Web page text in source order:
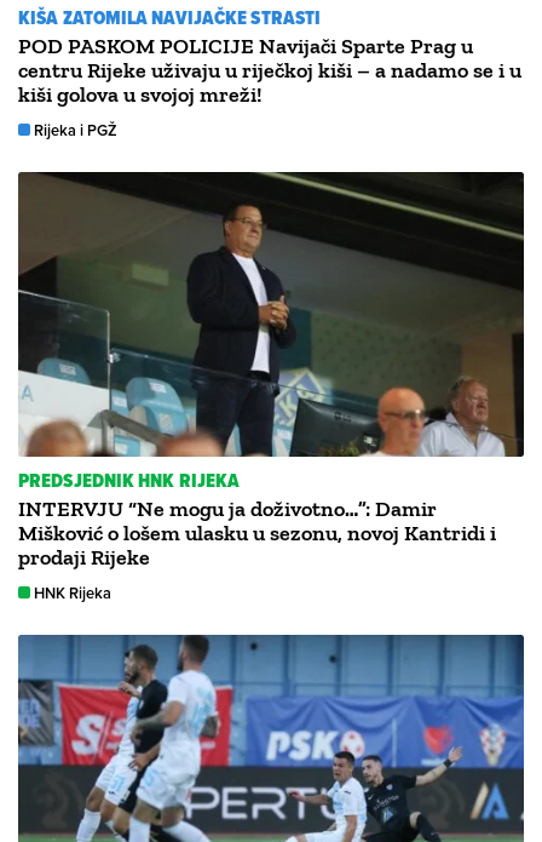
KIŠA ZATOMILA NAVIJAČKE STRASTI
POD PASKOM POLICIJE Navijači Sparte Prag u
centru Rijeke uživaju u riječkoj kiši – a nadamo se i u
kiši golova u svojoj mreži!
Rijeka i PGŽ
PREDSJEDNIK HNK RIJEKA
INTERVJU “Ne mogu ja doživotno…”: Damir
Mišković o lošem ulasku u sezonu, novoj Kantridi i
prodaji Rijeke
HNK Rijeka